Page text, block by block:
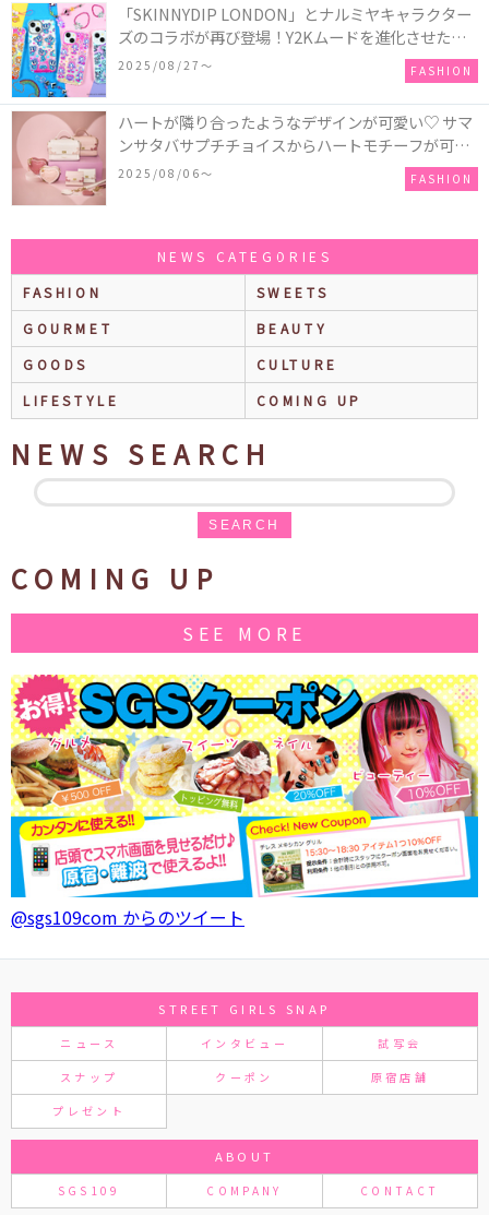
「SKINNYDIP LONDON」とナルミヤキャラクター
ズのコラボが再び登場！Y2Kムードを進化させた新
作コレクションを発売♪
2025/08/27〜 FASHION
ハートが隣り合ったようなデザインが可愛い♡ サマ
ンサタバサプチチョイスからハートモチーフが可愛
いHeart Collectionが発売！
2025/08/06〜 FASHION
NEWS CATEGORIES
FASHION
SWEETS
GOURMET
BEAUTY
GOODS
CULTURE
LIFESTYLE
COMING UP
NEWS SEARCH
SEARCH
COMING UP
SEE MORE
@sgs109com からのツイート
STREET GIRLS SNAP
ニュース インタビュー 試写会
スナップ クーポン 原宿店舗
プレゼント
ABOUT
SGS109 COMPANY CONTACT